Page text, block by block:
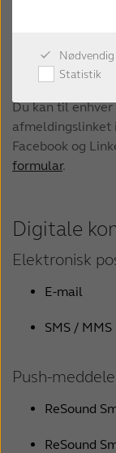
Nødvendig
Statistik
oplysninger, og
personlige
Du kan til
afmeldingslinket
Facebook og
formular.
Digitale
Elektronisk
E-mail
SMS / MMS
Push-
ReSound
ReSound